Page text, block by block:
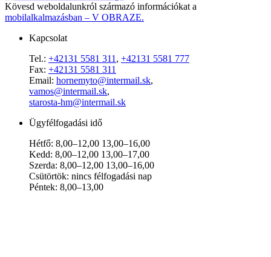
Kövesd weboldalunkról származó információkat a
mobilalkalmazásban – V OBRAZE.
Kapcsolat
Tel.: +42131 5581 311 , +42131 5581 777
Fax: +42131 5581 311
Email: hornemyto@intermail.sk,
vamos@intermail.sk,
starosta-hm@intermail.sk
Ügyfélfogadási idő
Hétfő: 8,00–12,00 13,00–16,00
Kedd: 8,00–12,00 13,00–17,00
Szerda: 8,00–12,00 13,00–16,00
Csütörtök: nincs félfogadási nap
Péntek: 8,00–13,00